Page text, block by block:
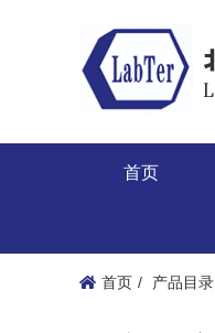
首页
首页 产品目录